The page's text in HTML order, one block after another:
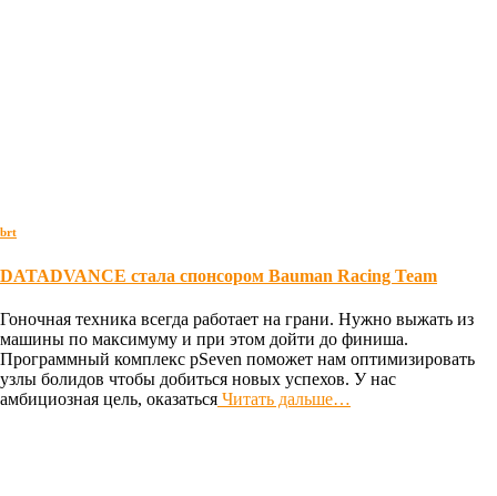
brt
DATADVANCE стала спонсором Bauman Racing Team
Гоночная техника всегда работает на грани. Нужно выжать из
машины по максимуму и при этом дойти до финиша.
Программный комплекс pSeven поможет нам оптимизировать
узлы болидов чтобы добиться новых успехов. У нас
амбициозная цель, оказаться Читать дальше…